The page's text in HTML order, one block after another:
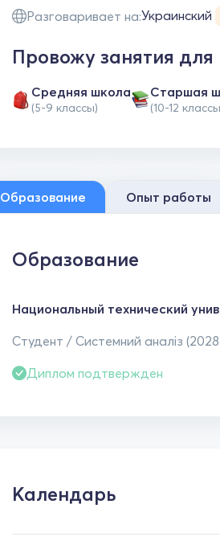
Разговаривает на:Украинский
Провожу занятия для
Средняя школа
(5-9 классы)
Cтаршая
(10-12
Образование Опыт работы
Образование
Национальный технический
Студент / Системний аналіз
Диплом подтвержден
Календарь